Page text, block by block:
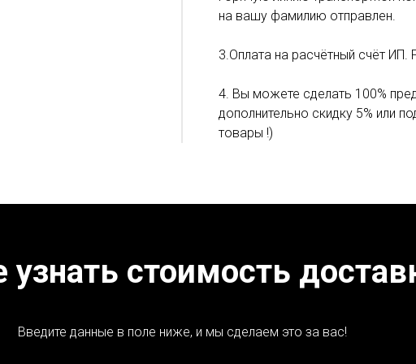
на вашу фамилию отправлен.
3.Оплата на расчётный счёт
4. Вы можете сделать 100%
дополнительно скидку 5% или
товары !)
узнать стоимость
Введите данные в поле ниже, и мы сделаем это за вас!